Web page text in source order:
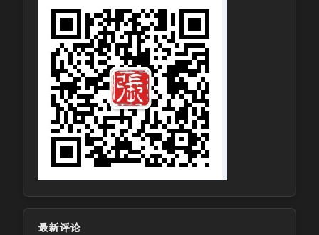
最新评论